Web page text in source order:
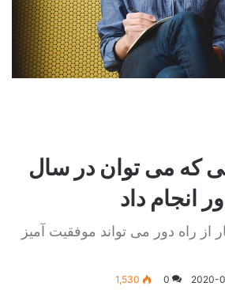
که می توان در سال
از راه دور می تواند موفقیت آمیز
2020-
0
1,530